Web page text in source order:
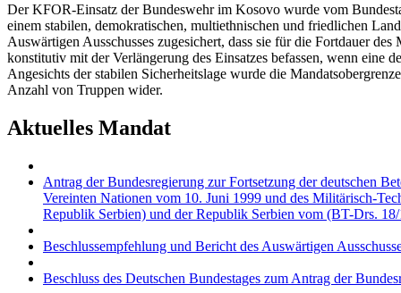
Der KFOR-Einsatz der Bundeswehr im Kosovo wurde vom
einem stabilen, demokratischen, multiethnischen und friedlichen
Auswärtigen Ausschusses zugesichert, dass sie für die Fortdauer
konstitutiv mit der Verlängerung des Einsatzes befassen, wenn eine
Angesichts der stabilen Sicherheitslage wurde die
Anzahl von Truppen wider.
Aktuelles Mandat
Antrag der Bundesregierung zur Fortsetzung der deutschen
Vereinten Nationen vom 10. Juni 1999 und des Militärisch-
Republik Serbien) und der Republik Serbien vom (BT-Drs.
Beschlussempfehlung und Bericht des Auswärtigen
Beschluss des Deutschen Bundestages zum Antrag der